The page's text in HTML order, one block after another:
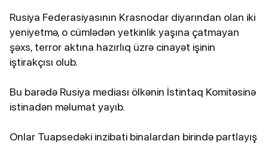
Rusiya Federasiyasının Krasnodar diyarından olan iki
yeniyetmə, o cümlədən yetkinlik yaşına çatmayan
şəxs, terror aktına hazırlıq üzrə cinayət işinin
iştirakçısı olub.
Bu barədə Rusiya mediası ölkənin İstintaq Komitəsinə
istinadən məlumat yayıb.
Onlar Tuapsedəki inzibati binalardan birində partlayış